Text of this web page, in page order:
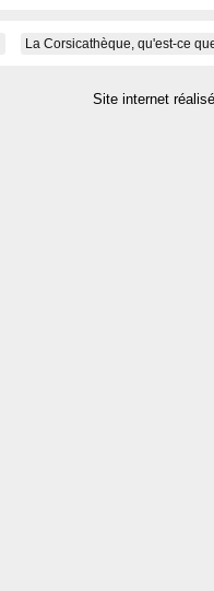
La Corsicathèque, qu'est-ce
Site internet